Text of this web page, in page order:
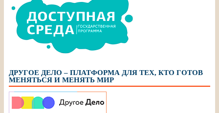
ДРУГОЕ ДЕЛО – ПЛАТФОРМА ДЛЯ ТЕХ, КТО ГОТОВ
МЕНЯТЬСЯ И МЕНЯТЬ МИР